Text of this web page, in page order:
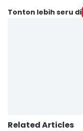
Editor
Tonton lebih seru di
Related Articles